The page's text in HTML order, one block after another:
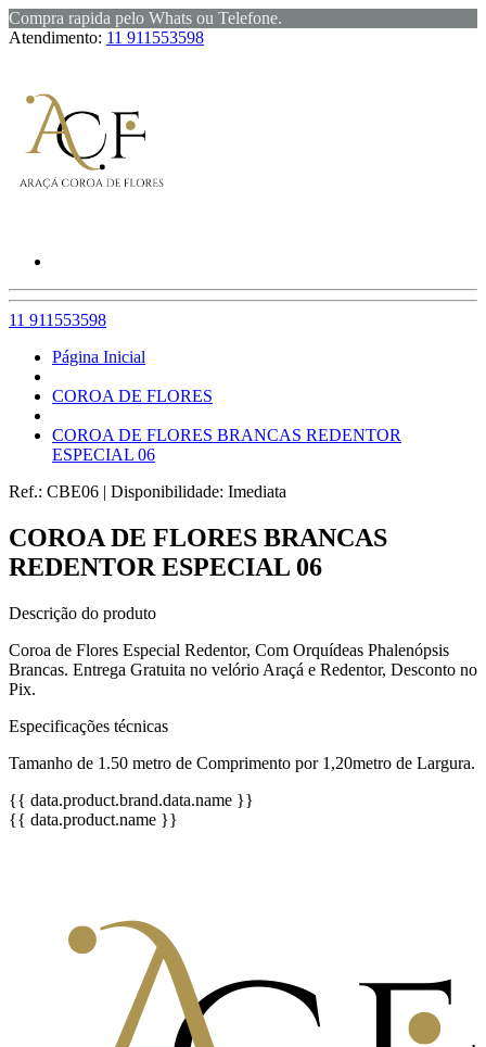
Compra rapida pelo Whats ou Telefone.
Atendimento: 11 911553598
11 911553598
Página Inicial
COROA DE FLORES
COROA DE FLORES BRANCAS REDENTOR
ESPECIAL 06
Ref.: CBE06 | Disponibilidade: Imediata
COROA DE FLORES BRANCAS
REDENTOR ESPECIAL 06
Descrição do produto
Coroa de Flores Especial Redentor, Com Orquídeas Phalenópsis
Brancas. Entrega Gratuita no velório Araçá e Redentor, Desconto no
Pix.
Especificações técnicas
Tamanho de 1.50 metro de Comprimento por 1,20metro de Largura.
{{ data.product.brand.data.name }}
{{ data.product.name }}